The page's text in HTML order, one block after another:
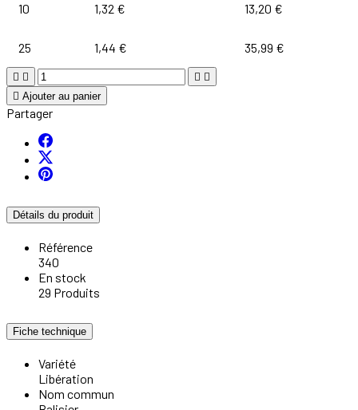
10 1,32 € 13,20 €
25 1,44 € 35,99 €
   
 Ajouter au panier
Partager
Détails du produit
Référence
340
En stock
29 Produits
Fiche technique
Variété
Libération
Nom commun